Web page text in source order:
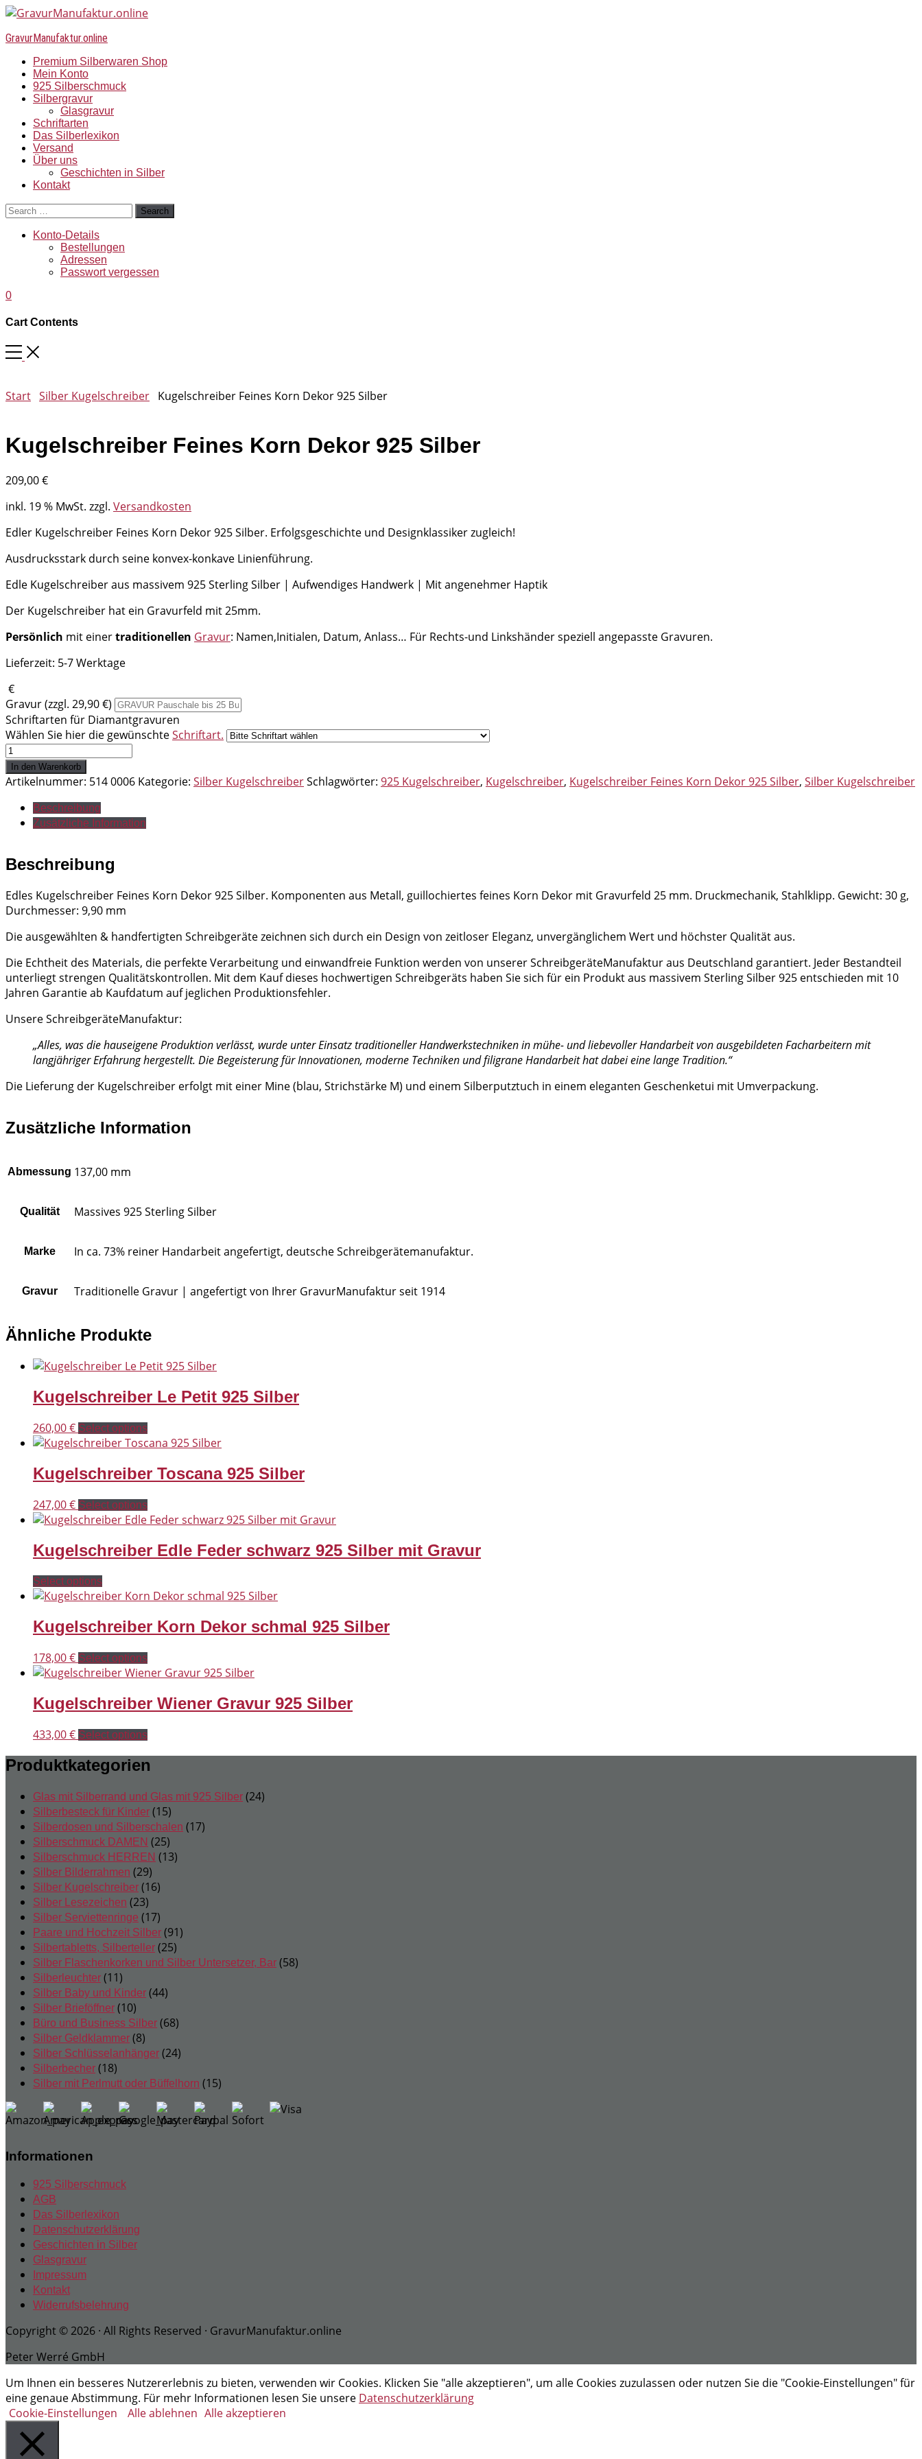
GravurManufaktur.online
Premium Silberwaren Shop
Mein Konto
925 Silberschmuck
Silbergravur
Glasgravur
Schriftarten
Das Silberlexikon
Versand
Über uns
Geschichten in Silber
Kontakt
Search
Konto-Details
Bestellungen
Adressen
Passwort vergessen
0
Cart Contents
Start Silber Kugelschreiber Kugelschreiber Feines Korn Dekor 925 Silber
Kugelschreiber Feines Korn Dekor 925 Silber
209,00€
inkl. 19 % MwSt. zzgl. Versandkosten
Edler Kugelschreiber Feines Korn Dekor 925 Silber. Erfolgsgeschichte und Designklassiker zugleich!
Ausdrucksstark durch seine konvex-konkave Linienführung.
Edle Kugelschreiber aus massivem 925 Sterling Silber | Aufwendiges Handwerk | Mit angenehmer Haptik
Der Kugelschreiber hat ein Gravurfeld mit 25mm.
Persönlich mit einertraditionellen Gravur: Namen,Initialen, Datum, Anlass… Für Rechts-und Linkshänder speziell angepasste Gravuren.
Lieferzeit: 5-7 Werktage
€
Gravur (zzgl. 29,90 €)
Schriftarten für Diamantgravuren
Wählen Sie hier die gewünschteSchriftart.
Kugelschreiber
Feines
Korn
925
Silber
In den Warenkorb
Artikelnummer: 514 0006 Kategorie: Silber KugelschreiberSchlagwörter: 925 Kugelschreiber, Kugelschreiber, Kugelschreiber Feines Korn Dekor 925 Silber, Silber Kugelschreiber
Beschreibung
Zusätzliche Information
Beschreibung
Edles Kugelschreiber Feines Korn Dekor 925 Silber. Komponenten aus Metall, guillochiertes feines Korn Dekor mit Gravurfeld 25 mm. Druckmechanik, Stahlklipp. Gewicht: 30 g,
Durchmesser: 9,90 mm
Die ausgewählten & handfertigten Schreibgeräte zeichnen sich durch ein Design von zeitloser Eleganz, unvergänglichem Wert und höchster Qualität aus.
Die Echtheit des Materials, die perfekte Verarbeitung und einwandfreie Funktion werden von unserer SchreibgeräteManufaktur aus Deutschland garantiert. Jeder Bestandteil
unterliegt strengen Qualitätskontrollen. Mit dem Kauf dieses hochwertigen Schreibgeräts haben Sie sich für ein Produkt aus massivem Sterling Silber 925 entschieden mit 10
Jahren Garantie ab Kaufdatum auf jeglichen Produktionsfehler.
Unsere SchreibgeräteManufaktur:
„Alles, wasdiehauseigeneProduktionverlässt, wurde unterEinsatztraditionellerHandwerkstechnikeninmühe- undliebevollerHandarbeitvonausgebildetenFacharbeiternmit
langjährigerErfahrunghergestellt. DieBegeisterungfürInnovationen, moderne Techniken undfiligraneHandarbeithatdabeieinelange Tradition.“
Die Lieferung der Kugelschreiber erfolgt mit einer Mine (blau, Strichstärke M) und einem Silberputztuch in einem eleganten Geschenketui mit Umverpackung.
Zusätzliche Information
Abmessung 137,00 mm
Qualität Massives 925 Sterling Silber
Marke In ca. 73% reiner Handarbeit angefertigt, deutsche Schreibgerätemanufaktur.
Gravur Traditionelle Gravur | angefertigt von Ihrer GravurManufaktur seit 1914
Ähnliche Produkte
Kugelschreiber Le Petit 925 Silber
260,00€ Select options
Kugelschreiber Toscana 925 Silber
247,00€ Select options
Kugelschreiber Edle Feder schwarz 925 Silber mit Gravur
Select options
Kugelschreiber Korn Dekor schmal 925 Silber
178,00€ Select options
Kugelschreiber Wiener Gravur 925 Silber
433,00€ Select options
Produktkategorien
Glas mit Silberrand und Glas mit 925 Silber 2424
Silberbesteck für Kinder 1515
Produkte
Silberdosen und Silberschalen 1717
Silberschmuck DAMEN 2525
Produkte
Silberschmuck HERREN 1313
Silber Bilderrahmen 2929
Produkte
Silber Kugelschreiber 1616
Silber Lesezeichen 2323
Produkte
Silber Serviettenringe 1717
Produkte
Paare und Hochzeit Silber 9191
Silbertabletts, Silberteller 2525
Produkte
Silber Flaschenkorken und Silber Untersetzer, Bar 5858
Silberleuchter 1111
Produkte
Silber Baby und Kinder 4444
Silber Brieföffner 1010
Produkte
Büro und Business Silber 6868
Silber Geldklammer 88
Produkte
Silber Schlüsselanhänger 2424
Silberbecher 1818
Produkte
Silber mit Perlmutt oder Büffelhorn 1515
Informationen
925 Silberschmuck
AGB
Das Silberlexikon
Datenschutzerklärung
Geschichten in Silber
Glasgravur
Impressum
Kontakt
Widerrufsbelehrung
Copyright © 2026 · All Rights Reserved · GravurManufaktur.online
Peter Werré GmbH
Um Ihnen ein besseres Nutzererlebnis zu bieten, verwenden wir Cookies. Klicken Sie "alle akzeptieren", um alle Cookies zuzulassen oder nutzen Sie die "Cookie-Einstellungen" für
eine genaue Abstimmung. Für mehr Informationen lesen Sie unsere Datenschutzerklärung
Cookie-Einstellungen
Alle ablehnen Alle akzeptieren